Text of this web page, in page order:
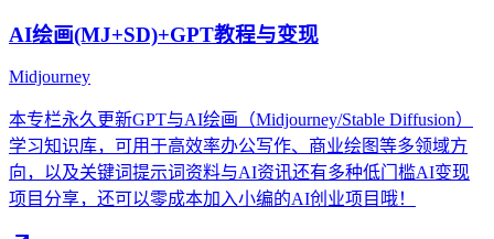
AI绘画(MJ+SD)+GPT教程与变现
Midjourney
本专栏永久更新GPT与AI绘画（Midjourney/Stable Diffusion）
学习知识库，可用于高效率办公写作、商业绘图等多领域方
向，以及关键词提示词资料与AI资讯还有多种低门槛AI变现
项目分享，还可以零成本加入小编的AI创业项目哦！